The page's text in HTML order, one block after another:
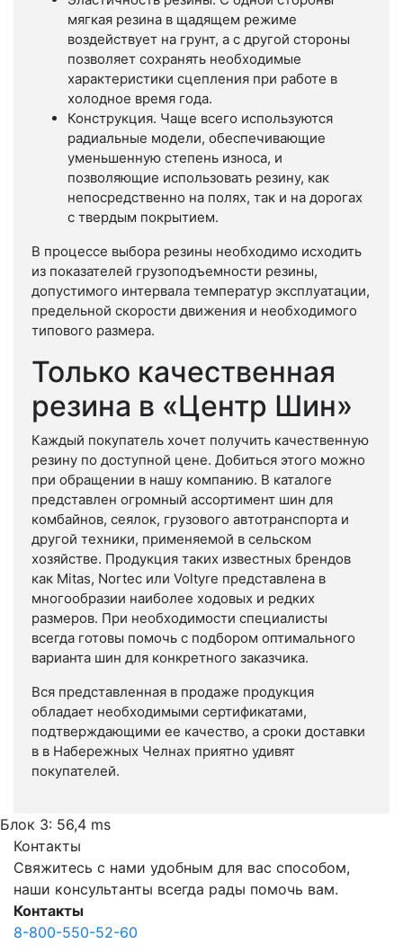
мягкая резина в щадящем режиме
воздействует на грунт, а с другой стороны
позволяет сохранять необходимые
характеристики сцепления при работе в
холодное время года.
Конструкция. Чаще всего используются
радиальные модели, обеспечивающие
уменьшенную степень износа, и
позволяющие использовать резину, как
непосредственно на полях, так и на дорогах
с твердым покрытием.
В процессе выбора резины необходимо исходить
из показателей грузоподъемности резины,
допустимого интервала температур эксплуатации,
предельной скорости движения и необходимого
типового размера.
Только качественная
резина в «Центр Шин»
Каждый покупатель хочет получить качественную
резину по доступной цене. Добиться этого можно
при обращении в нашу компанию. В каталоге
представлен огромный ассортимент шин для
комбайнов, сеялок, грузового автотранспорта и
другой техники, применяемой в сельском
хозяйстве. Продукция таких известных брендов
как Mitas, Nortec или Voltyre представлена в
многообразии наиболее ходовых и редких
размеров. При необходимости специалисты
всегда готовы помочь с подбором оптимального
варианта шин для конкретного заказчика.
Вся представленная в продаже продукция
обладает необходимыми сертификатами,
подтверждающими ее качество, а сроки доставки
в в Набережных Челнах приятно удивят
покупателей.
Блок 3: 56,4 ms
Контакты
Свяжитесь с нами удобным для вас способом,
наши консультанты всегда рады помочь вам.
Контакты
8-800-550-52-60